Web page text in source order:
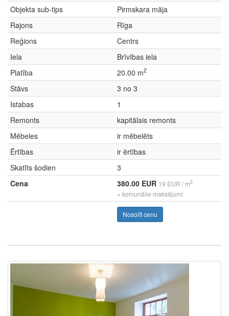
Objekta sub-tips
Pirmskara māja
Rajons
Rīga
Reģions
Centrs
Iela
Brīvības iela
Platība
20.00 m2
Stāvs
3 no 3
Istabas
1
Remonts
kapitālais remonts
Mēbeles
ir mēbelēts
Ērtības
ir ērtības
Skatīts šodien
3
Cena
380.00 EUR 19 EUR / m2
+ komunālie maksājumi
Nosolīt cenu